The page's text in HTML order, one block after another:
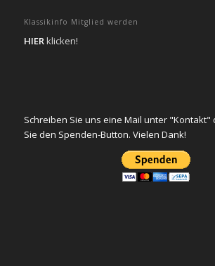
Klassikinfo Mitglied werden
HIER klicken!
Schreiben Sie uns eine Mail unter
Sie den Spenden-Button. Vielen Dank!